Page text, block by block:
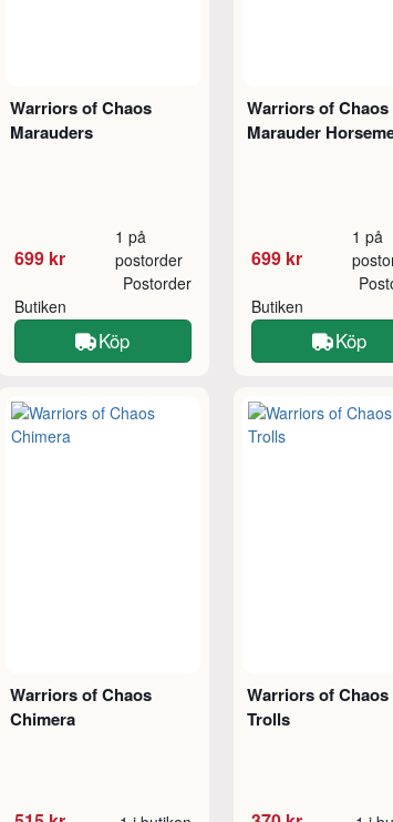
Warriors of Chaos
Marauders
699 kr
1 på
postorder
Butiken
Postorder
Köp
Warriors of Chaos
Marauder
699 kr
1 på
Butiken
Köp
Warriors of Chaos
Chimera
Warriors of Chaos
Trolls